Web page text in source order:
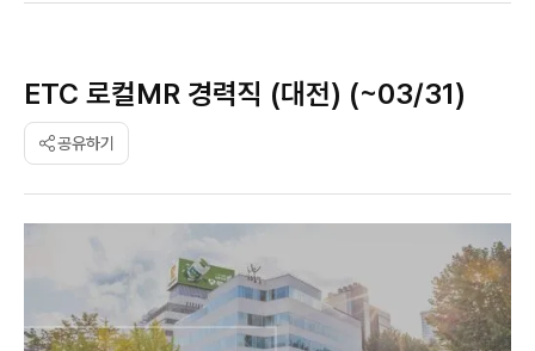
ETC 로컬MR 경력직 (대전) (~03/31)
공유하기